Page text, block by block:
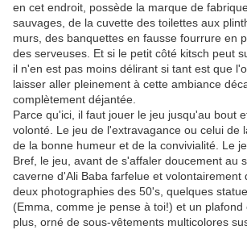
en cet endroit, possède la marque de
sauvages, de la cuvette des toilettes aux
murs, des banquettes en fausse fourrure en
des serveuses. Et si le petit côté kitsch peut
il n'en est pas moins délirant si tant est que
laisser aller pleinement à cette ambiance
complètement déjantée.
Parce qu'ici, il faut jouer le jeu jusqu'au bout
volonté. Le jeu de l'extravagance ou celui de
de la bonne humeur et de la convivialité. Le
Bref, le jeu, avant de s'affaler doucement au
caverne d'Ali Baba farfelue et volontairement
deux photographies des 50's, quelques
(Emma, comme je pense à toi!) et un
plus, orné de sous-vêtements multicolores